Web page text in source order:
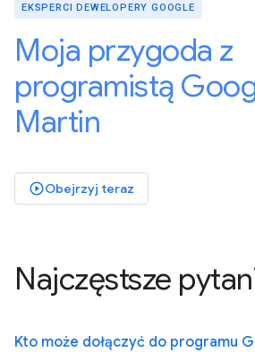
EKSPERCI DEWELOPERY GOOGLE
Moja przygoda z
programistą
Martin
play_circle_outlinedObejrzyj teraz
Najczęstsze
Kto może dołączyć do programu